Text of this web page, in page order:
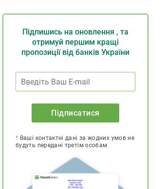
Підпишись на оновлення , та
отримуй першим кращі
пропозиції від банків України
Підписатися
* Ваші контактні дані за жодних умов не
будуть передані третім особам